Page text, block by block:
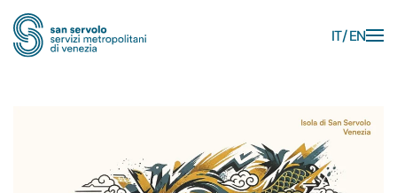
Skip to main content
IT EN